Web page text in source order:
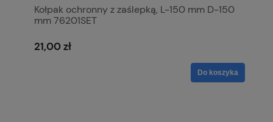
Kołpak ochronny z zaślepką, L-150 mm D-150
mm 76201SET
21,00 zł
Do koszyka